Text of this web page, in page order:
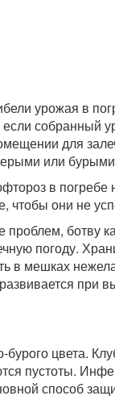
урожая в
собранный
для
или
в
чтобы они не
ботву
погоду.
в мешках
при
цвета.
пустоты.
способ